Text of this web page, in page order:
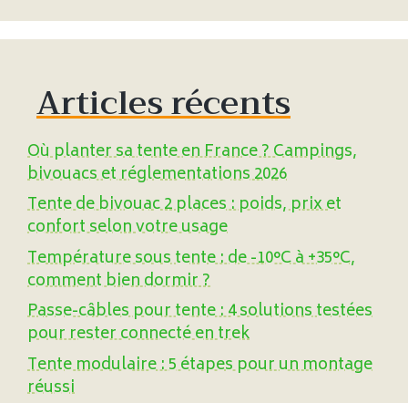
Articles récents
Où planter sa tente en France ? Campings,
bivouacs et réglementations 2026
Tente de bivouac 2 places : poids, prix et
confort selon votre usage
Température sous tente : de -10°C à +35°C,
comment bien dormir ?
Passe-câbles pour tente : 4 solutions testées
pour rester connecté en trek
Tente modulaire : 5 étapes pour un montage
réussi